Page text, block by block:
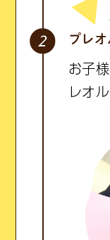
プレ
お子
レオ